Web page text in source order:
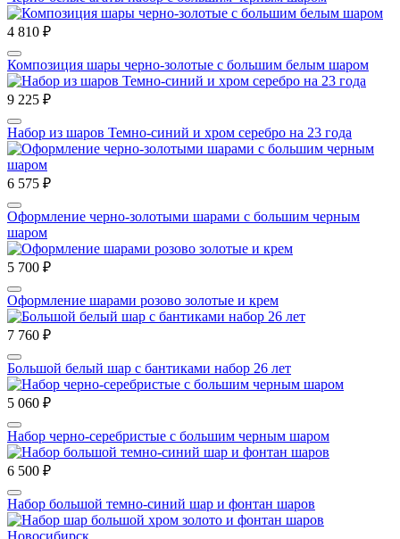
4 810 ₽
Композиция шары черно-золотые с большим белым шаром
9 225 ₽
Набор из шаров Темно-синий и хром серебро на 23 года
6 575 ₽
Оформление черно-золотыми шарами с большим черным
шаром
5 700 ₽
Оформление шарами розово золотые и крем
7 760 ₽
Большой белый шар с бантиками набор 26 лет
5 060 ₽
Набор черно-серебристые с большим черным шаром
6 500 ₽
Набор большой темно-синий шар и фонтан шаров